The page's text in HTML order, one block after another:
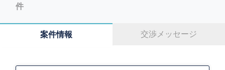
件
案件情報 交渉メッセージ